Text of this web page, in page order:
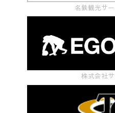
名鉄観光サ
株式会社